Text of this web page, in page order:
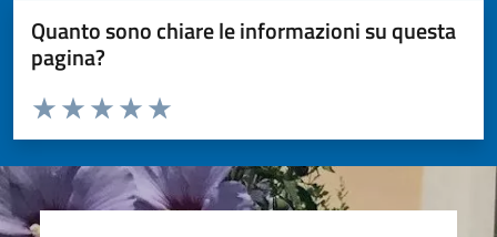
Quanto sono chiare le informazioni su questa
pagina?
Valuta da 1 a 5 stelle la pagina
Valuta 5 stelle su 5
Valuta 4 stelle su 5
Valuta 3 stelle su 5
Valuta 2 stelle su 5
Valuta 1 stelle su 5